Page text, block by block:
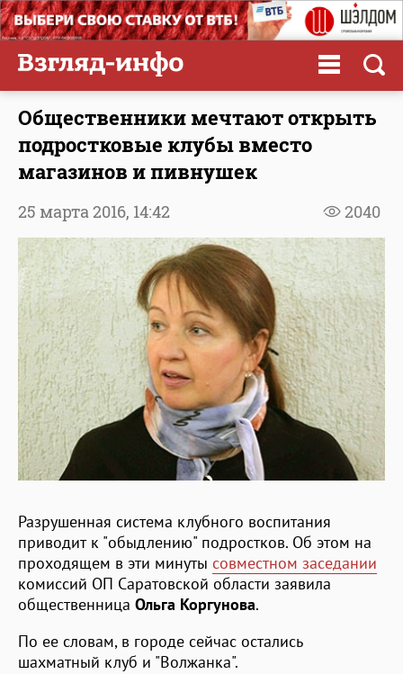
Общественники мечтают открыть
подростковые клубы вместо
магазинов и пивнушек
2040
25 марта 2016, 14:42
Разрушенная система клубного воспитания
приводит к "обыдлению" подростков. Об этом на
проходящем в эти минуты совместном заседании
комиссий ОП Саратовской области заявила
общественница Ольга Коргунова.
По ее словам, в городе сейчас остались
шахматный клуб и "Волжанка".